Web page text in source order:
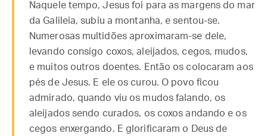
Naquele tempo, Jesus foi para as margens do mar
da Galileia, subiu a montanha, e sentou-se.
Numerosas multidões aproximaram-se dele,
levando consigo coxos, aleijados, cegos, mudos,
e muitos outros doentes. Então os colocaram aos
pés de Jesus. E ele os curou. O povo ficou
admirado, quando viu os mudos falando, os
aleijados sendo curados, os coxos andando e os
cegos enxergando. E glorificaram o Deus de